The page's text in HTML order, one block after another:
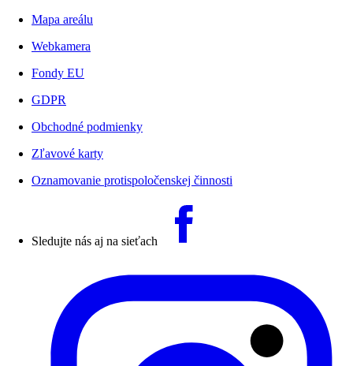
Mapa areálu
Webkamera
Fondy EU
GDPR
Obchodné podmienky
Zľavové karty
Oznamovanie protispoločenskej činnosti
Sledujte nás aj na sieťach